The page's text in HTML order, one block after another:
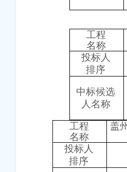
工程
名称
投标人
排序
中标候选
人名称
工程
名称
盖
投标人
排序